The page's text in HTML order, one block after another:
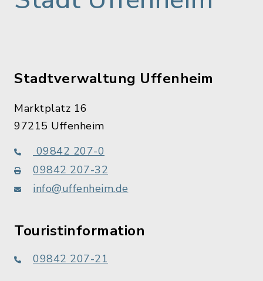
Stadtverwaltung Uffenheim
Marktplatz 16
97215 Uffenheim
09842 207-0
09842 207-32
info@uffenheim.de
Touristinformation
09842 207-21